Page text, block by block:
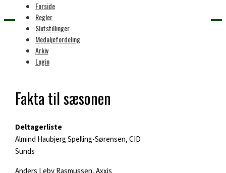
Forside
Regler
Slutstillinger
Medaljefordeling
Arkiv
Login
Home
27. sæson
Fakta til sæsonen
Deltagerliste
Almind Haubjerg Spelling-Sørensen, CID
Sunds
Anders Leby Rasmussen, Axxis